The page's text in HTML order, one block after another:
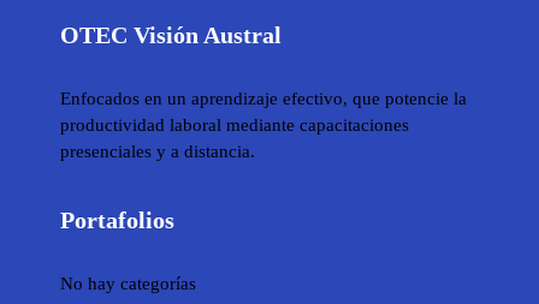
OTEC Visión Austral
Enfocados en un aprendizaje efectivo, que potencie la
productividad laboral mediante capacitaciones
presenciales y a distancia.
Portafolios
No hay categorías